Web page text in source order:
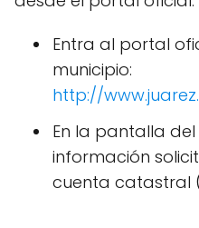
Entra al portal
municipio:
http://
En la pantalla
información
cuenta catastral